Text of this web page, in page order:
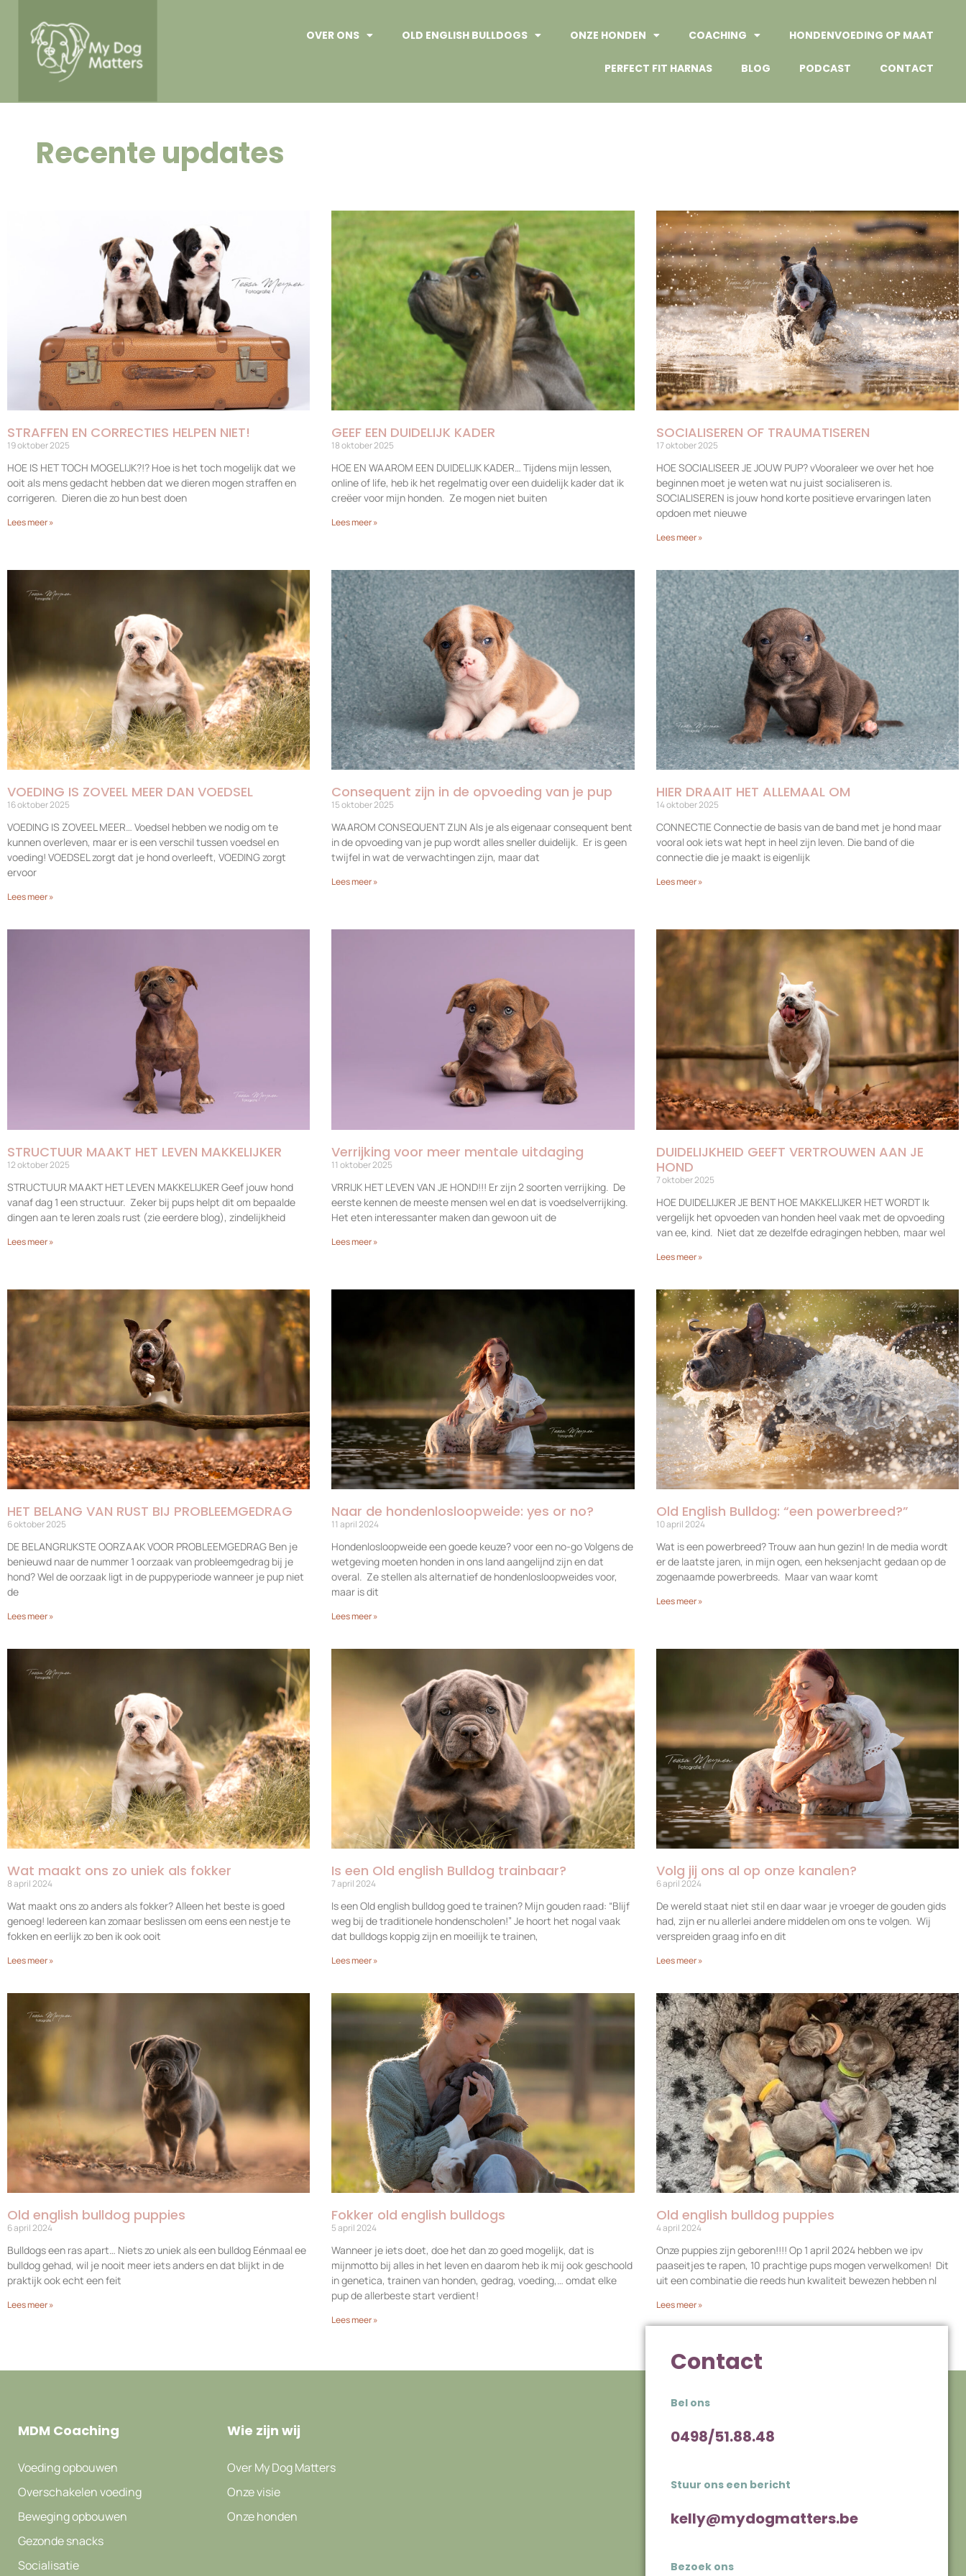
OVER ONS OLD ENGLISH BULLDOGS ONZE HONDEN COACHING HONDENVOEDING OP MAAT
PERFECT FIT HARNAS BLOG PODCAST CONTACT
Recente updates
STRAFFEN EN CORRECTIES HELPEN NIET!
19 oktober 2025
HOE IS HET TOCH MOGELIJK?!? Hoe is het toch mogelijk dat we
ooit als mens gedacht hebben dat we dieren mogen straffen en
corrigeren. Dieren die zo hun best doen
Lees meer »
GEEF EEN DUIDELIJK KADER
18 oktober 2025
HOE EN WAAROM EEN DUIDELIJK KADER… Tijdens mijn lessen,
online of life, heb ik het regelmatig over een duidelijk kader dat ik
creëer voor mijn honden. Ze mogen niet buiten
Lees meer »
SOCIALISEREN OF TRAUMATISEREN
17 oktober 2025
HOE SOCIALISEER JE JOUW PUP? vVooraleer we over het hoe
beginnen moet je weten wat nu juist socialiseren is.
SOCIALISEREN is jouw hond korte positieve ervaringen laten
opdoen met nieuwe
Lees meer »
VOEDING IS ZOVEEL MEER DAN VOEDSEL
16 oktober 2025
VOEDING IS ZOVEEL MEER… Voedsel hebben we nodig om te
kunnen overleven, maar er is een verschil tussen voedsel en
voeding! VOEDSEL zorgt dat je hond overleeft, VOEDING zorgt
ervoor
Lees meer »
Consequent zijn in de opvoeding van je pup
15 oktober 2025
WAAROM CONSEQUENT ZIJN Als je als eigenaar consequent bent
in de opvoeding van je pup wordt alles sneller duidelijk. Er is geen
twijfel in wat de verwachtingen zijn, maar dat
Lees meer »
HIER DRAAIT HET ALLEMAAL OM
14 oktober 2025
CONNECTIE Connectie de basis van de band met je hond maar
vooral ook iets wat hept in heel zijn leven. Die band of die
connectie die je maakt is eigenlijk
Lees meer »
STRUCTUUR MAAKT HET LEVEN MAKKELIJKER
12 oktober 2025
STRUCTUUR MAAKT HET LEVEN MAKKELIJKER Geef jouw hond
vanaf dag 1 een structuur. Zeker bij pups helpt dit om bepaalde
dingen aan te leren zoals rust (zie eerdere blog), zindelijkheid
Lees meer »
Verrijking voor meer mentale uitdaging
11 oktober 2025
VRRIJK HET LEVEN VAN JE HOND!!! Er zijn 2 soorten verrijking. De
eerste kennen de meeste mensen wel en dat is voedselverrijking.
Het eten interessanter maken dan gewoon uit de
Lees meer »
DUIDELIJKHEID GEEFT VERTROUWEN AAN JE
HOND
7 oktober 2025
HOE DUIDELIJKER JE BENT HOE MAKKELIJKER HET WORDT Ik
vergelijk het opvoeden van honden heel vaak met de opvoeding
van ee, kind. Niet dat ze dezelfde edragingen hebben, maar wel
Lees meer »
HET BELANG VAN RUST BIJ PROBLEEMGEDRAG
6 oktober 2025
DE BELANGRIJKSTE OORZAAK VOOR PROBLEEMGEDRAG Ben je
benieuwd naar de nummer 1 oorzaak van probleemgedrag bij je
hond? Wel de oorzaak ligt in de puppyperiode wanneer je pup niet
de
Lees meer »
Naar de hondenlosloopweide: yes or no?
11 april 2024
Hondenlosloopweide een goede keuze? voor een no-go Volgens de
wetgeving moeten honden in ons land aangelijnd zijn en dat
overal. Ze stellen als alternatief de hondenlosloopweides voor,
maar is dit
Lees meer »
Old English Bulldog: “een powerbreed?”
10 april 2024
Wat is een powerbreed? Trouw aan hun gezin! In de media wordt
er de laatste jaren, in mijn ogen, een heksenjacht gedaan op de
zogenaamde powerbreeds. Maar van waar komt
Lees meer »
Wat maakt ons zo uniek als fokker
8 april 2024
Wat maakt ons zo anders als fokker? Alleen het beste is goed
genoeg! Iedereen kan zomaar beslissen om eens een nestje te
fokken en eerlijk zo ben ik ook ooit
Lees meer »
Is een Old english Bulldog trainbaar?
7 april 2024
Is een Old english bulldog goed te trainen? Mijn gouden raad: “Blijf
weg bij de traditionele hondenscholen!” Je hoort het nogal vaak
dat bulldogs koppig zijn en moeilijk te trainen,
Lees meer »
Volg jij ons al op onze kanalen?
6 april 2024
De wereld staat niet stil en daar waar je vroeger de gouden gids
had, zijn er nu allerlei andere middelen om ons te volgen. Wij
verspreiden graag info en dit
Lees meer »
Old english bulldog puppies
6 april 2024
Bulldogs een ras apart… Niets zo uniek als een bulldog Eénmaal ee
bulldog gehad, wil je nooit meer iets anders en dat blijkt in de
praktijk ook echt een feit
Lees meer »
Fokker old english bulldogs
5 april 2024
Wanneer je iets doet, doe het dan zo goed mogelijk, dat is
mijnmotto bij alles in het leven en daarom heb ik mij ook geschoold
in genetica, trainen van honden, gedrag, voeding,… omdat elke
pup de allerbeste start verdient!
Lees meer »
Old english bulldog puppies
4 april 2024
Onze puppies zijn geboren!!!! Op 1 april 2024 hebben we ipv
paaseitjes te rapen, 10 prachtige pups mogen verwelkomen! Dit
uit een combinatie die reeds hun kwaliteit bewezen hebben nl
Lees meer »
MDM Coaching
Voeding opbouwen
Overschakelen voeding
Beweging opbouwen
Gezonde snacks
Socialisatie
Wie zijn wij
Over My Dog Matters
Onze visie
Onze honden
Contact
Bel ons
0498/51.88.48
Stuur ons een bericht
kelly@mydogmatters.be
Bezoek ons